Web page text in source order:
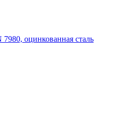
оцинкованная сталь